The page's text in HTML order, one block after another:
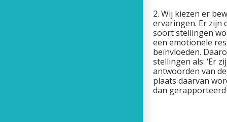
2. Wij kiezen er
ervaringen. Er zijn
soort stellingen
een emotionele
beïnvloeden.
stellingen als: ‘Er
antwoorden van
plaats daarvan
dan gerapporteerd